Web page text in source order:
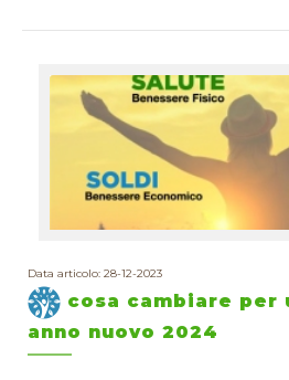
Data articolo: 28-12-2023
cosa cambiare per
anno nuovo 2024